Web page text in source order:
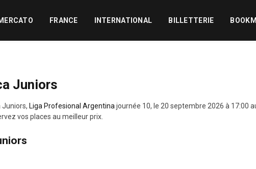
FRANCE INTERNATIONAL BILLETTERIE
Juniors
Juniors, Liga Profesional Argentina journée 10, le 20 septembre 2026 à 17:00
vos places au meilleur prix.